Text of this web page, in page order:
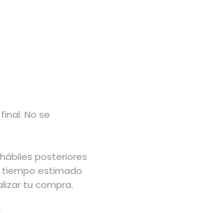
No se
posteriores
tiempo estimado
tu compra.